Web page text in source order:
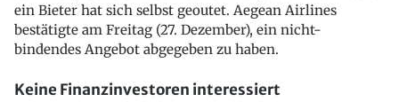
ein Bieter hat sich selbst geoutet. Aegean Airlines
bestätigte am Freitag (27. Dezember), ein nicht-
bindendes Angebot abgegeben zu haben.
Keine Finanzinvestoren interessiert